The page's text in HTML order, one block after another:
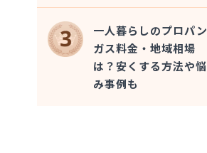
一人暮らしのプロパン
ガス料金・地域相場
は？安くする方法や悩
み事例も